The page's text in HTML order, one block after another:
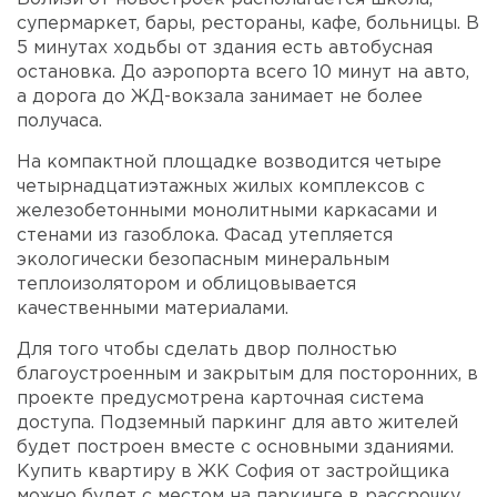
супермаркет, бары, рестораны, кафе, больницы. В
5 минутах ходьбы от здания есть автобусная
остановка. До аэропорта всего 10 минут на авто,
а дорога до ЖД-вокзала занимает не более
получаса.
На компактной площадке возводится четыре
четырнадцатиэтажных жилых комплексов с
железобетонными монолитными каркасами и
стенами из газоблока. Фасад утепляется
экологически безопасным минеральным
теплоизолятором и облицовывается
качественными материалами.
Для того чтобы сделать двор полностью
благоустроенным и закрытым для посторонних, в
проекте предусмотрена карточная система
доступа. Подземный паркинг для авто жителей
будет построен вместе с основными зданиями.
Купить квартиру в ЖК София от застройщика